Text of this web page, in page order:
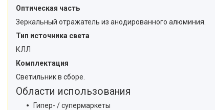
Оптическая часть
Зеркальный отражатель из анодированного алюминия.
Тип источника света
КЛЛ
Комплектация
Светильник в сборе.
Области использования
Гипер- / супермаркеты